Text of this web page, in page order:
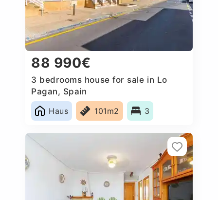
88 990€
3 bedrooms house for sale in Lo
Pagan, Spain
Haus
101m2 3